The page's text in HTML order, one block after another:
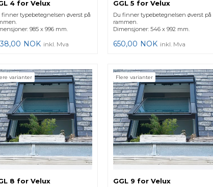
4 for Velux
finner typebetegnelsen øverst på
985 x 996 mm.
NOK inkl. Mva
GGL 5 for Velux
Du finner typebetegnelsen øverst på
rammen.
Dimensjoner: 546 x 992 mm.
650,00 NOK inkl. Mva
varianter
8 for Velux
Flere varianter
GGL 9 for Velux